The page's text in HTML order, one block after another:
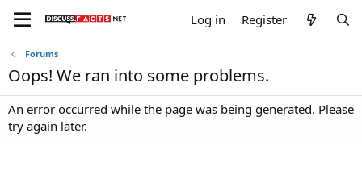
Log in Register
Forums
Oops! We ran into some problems.
An error occurred while the page was being generated. Please
try again later.